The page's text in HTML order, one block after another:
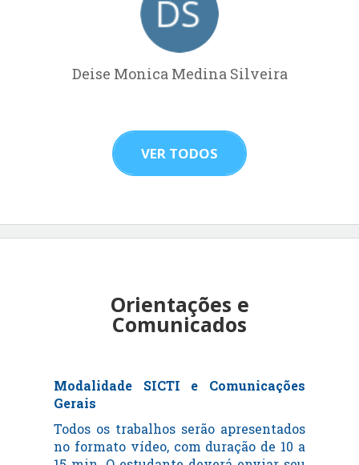
Deise Monica Medina Silveira
VER TODOS
Orientações e
Comunicados
Modalidade SICTI e Comunicações
Gerais
Todos os trabalhos serão apresentados
no formato vídeo, com duração de 10 a